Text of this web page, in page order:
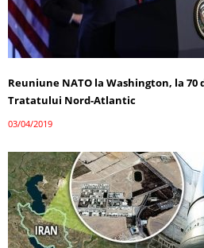
Reuniune NATO la Washington, la 70
Tratatului Nord-Atlantic
03/04/2019